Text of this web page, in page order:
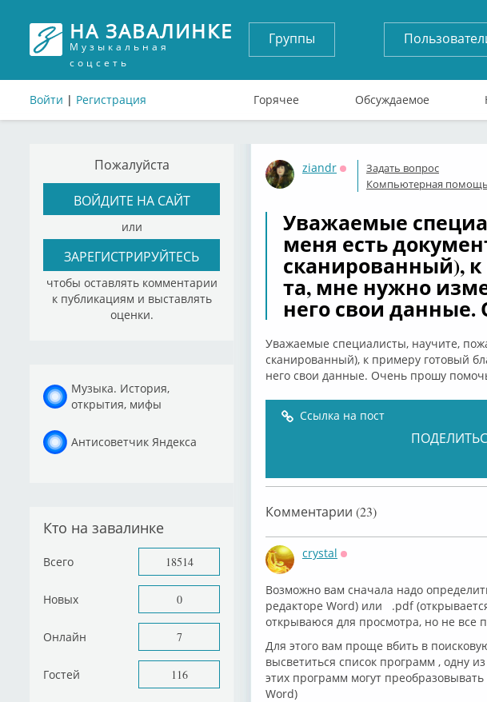
НА ЗАВАЛИНКЕ
Музыкальная
соцсеть
Войти | Регистрация
Группы
Горячее Обсуждаемое
Пожалуйста
ВОЙДИТЕ НА САЙТ
или
ЗАРЕГИСТРИРУЙТЕСЬ
чтобы оставлять комментарии
к публикациям и выставлять
оценки.
Музыка. История,
открытия, мифы
Антисоветчик Яндекса
Кто на завалинке
Всего 18514
Новых 0
Онлайн 7
Гостей 116
ziandr
Оффлайн
Задать вопрос
Компьютерная помощь
Уважаемые
меня есть
сканированный),
та, мне нужно
него свои
Уважаемые специалисты, научите,
сканированный), к примеру готовый
него свои данные. Очень прошу
Ссылка на пост
Комментарии (23)
crystal
Возможно вам сначала надо
редакторе Word) или .pdf
открываюся для просмотра, но не все
Для этого вам проще вбить в
высветиться список программ , одну
этих программ могут
Word)